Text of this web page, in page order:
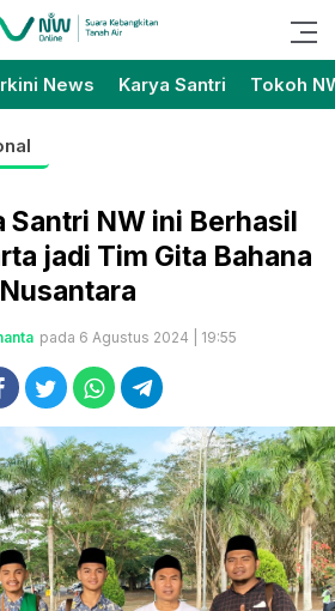
Wathan Online
Kebangkitan Tanah Air
News Karya Santri Tokoh
Santri NW ini Berhasil
jadi Tim Gita Bahana
Nusantara
pada 6 Agustus 2024 | 19:55